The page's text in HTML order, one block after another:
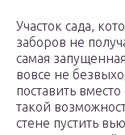
Участок сада,
заборов не
самая
вовсе не
поставить
такой
стене пустить